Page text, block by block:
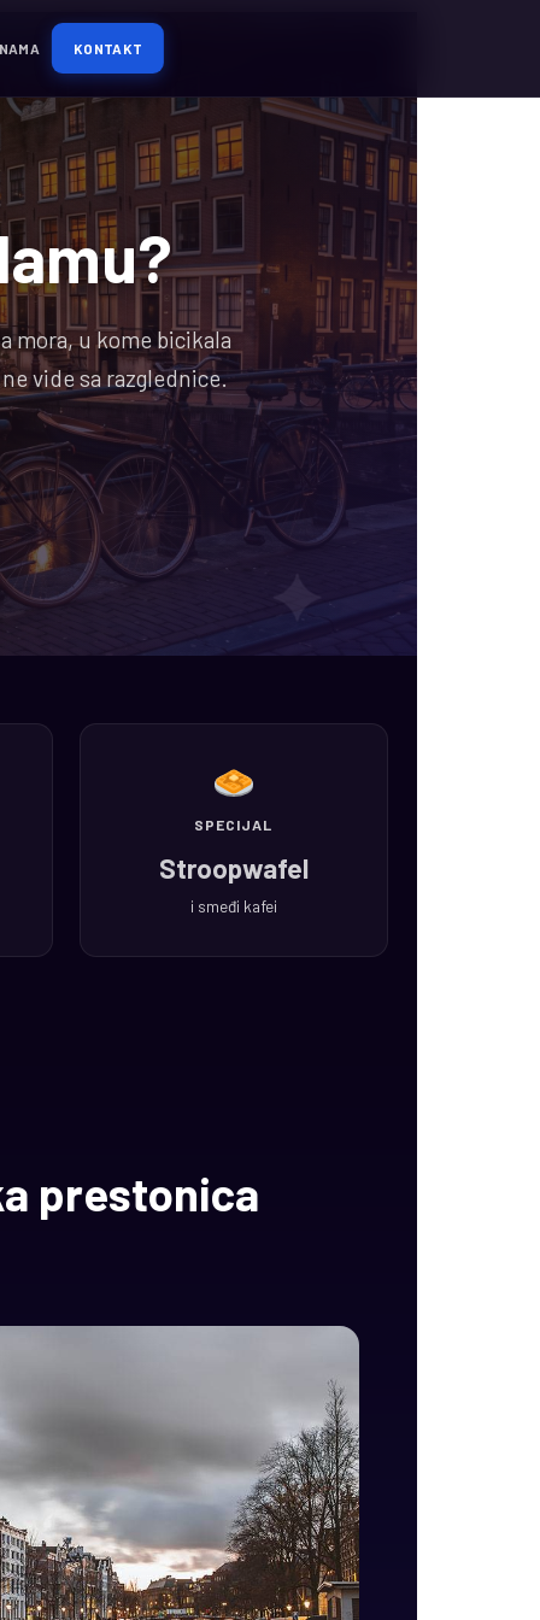
KONTAKT
mora, u kome bicikala
vide sa razglednice.
SPECIJAL
Stroopwafel
i smeđi kafei
prestonica